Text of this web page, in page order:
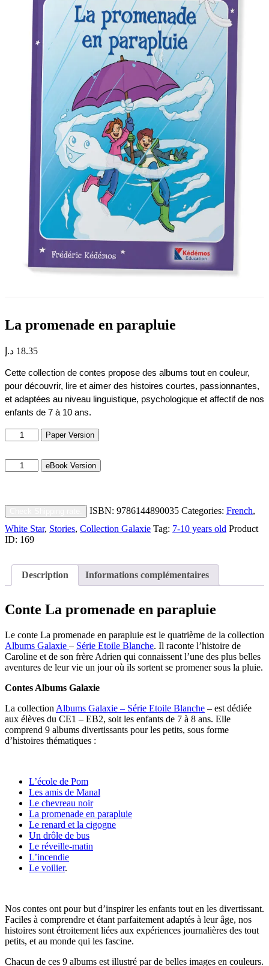
La promenade en parapluie
18.35 د.إ
Cette collection de contes propose des albums tout en couleur,
pour découvrir, lire et aimer des histoires courtes, passionnantes,
et adaptées au niveau linguistique, psychologique et affectif de nos
enfants de 7 à 10 ans.
promenade
parapluie
Paper Version
promenade
quantity
eBook Version
ISBN: 9786144890035 Categories: French,
White Star, Stories, Collection Galaxie Tag: 7-10 years old Product
ID: 169
Description Informations complémentaires
Conte La promenade en parapluie
Le conte La promenade en parapluie est le quatrième de la collection
Albums Galaxie – Série Etoile Blanche. Il raconte l’histoire de
Caroline et de son frère Adrien qui connaissent l’une des plus belles
aventures de leur vie un jour où ils sortent se promener sous la pluie.
Contes Albums Galaxie
La collection Albums Galaxie – Série Etoile Blanche – est dédiée
aux élèves du CE1 – EB2, soit les enfants de 7 à 8 ans. Elle
comprend 9 albums divertissants pour les petits, sous forme
d’histoires thématiques :
L’école de Pom
Les amis de Manal
Le chevreau noir
La promenade en parapluie
Le renard et la cigogne
Un drôle de bus
Le réveille-matin
L’incendie
Le voilier.
Nos contes ont pour but d’inspirer les enfants tout en les divertissant.
Faciles à comprendre et étant parfaitement adaptés à leur âge, nos
histoires sont étroitement liées aux expériences journalières des tout
petits, et au monde qui les fascine.
Chacun de ces 9 albums est illustré par de belles images en couleurs.